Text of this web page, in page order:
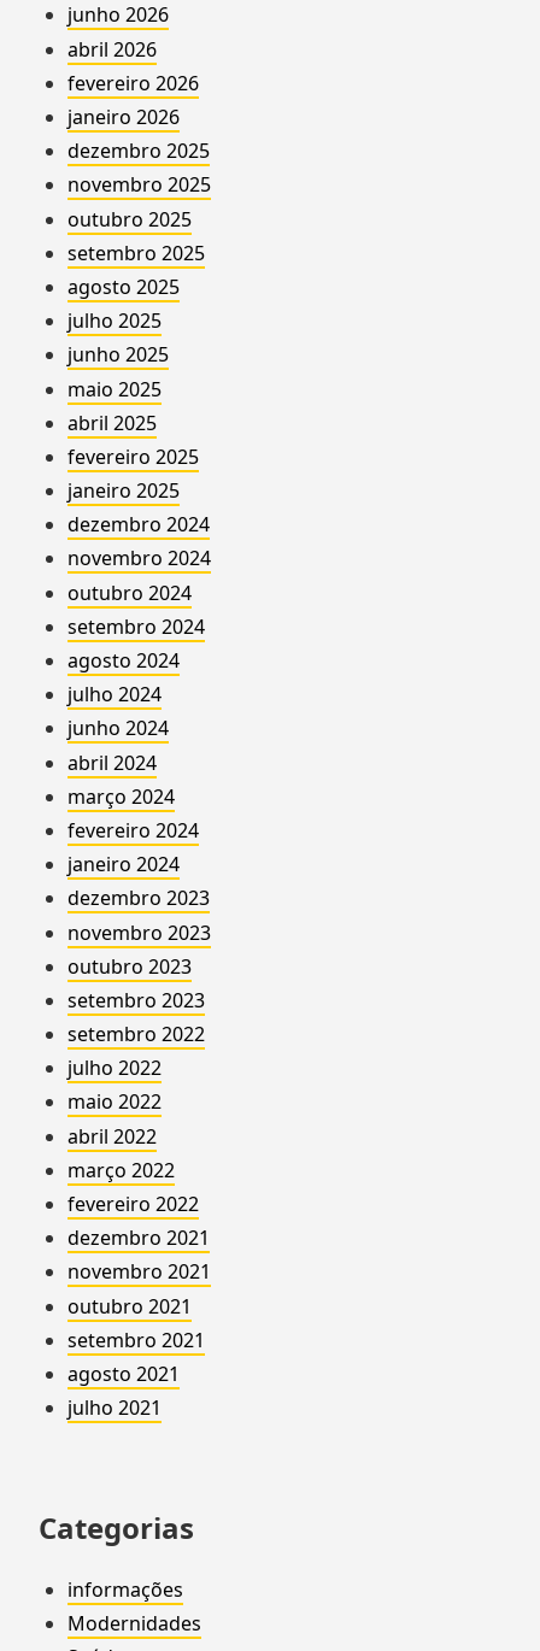
junho 2026
abril 2026
fevereiro 2026
janeiro 2026
dezembro 2025
novembro 2025
outubro 2025
setembro 2025
agosto 2025
julho 2025
junho 2025
maio 2025
abril 2025
fevereiro 2025
janeiro 2025
dezembro 2024
novembro 2024
outubro 2024
setembro 2024
agosto 2024
julho 2024
junho 2024
abril 2024
março 2024
fevereiro 2024
janeiro 2024
dezembro 2023
novembro 2023
outubro 2023
setembro 2023
setembro 2022
julho 2022
maio 2022
abril 2022
março 2022
fevereiro 2022
dezembro 2021
novembro 2021
outubro 2021
setembro 2021
agosto 2021
julho 2021
Categorias
informações
Modernidades